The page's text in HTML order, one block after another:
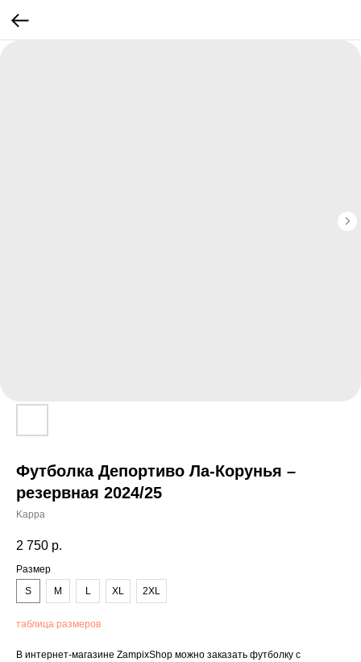
Футболка Депортиво Ла-Корунья –
резервная 2024/25
Kappa
2 750 р.
Размер
S
M L XL 2XL
таблица размеров
В интернет-магазине ZampixShop можно заказать футболку с